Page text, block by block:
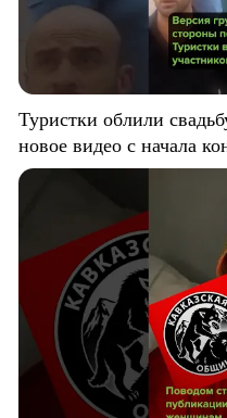
Туристки облили
новое видео с начала